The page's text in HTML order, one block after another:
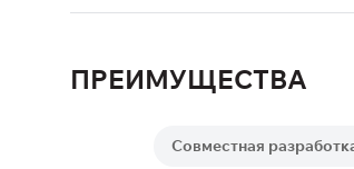
ПРЕИМУЩЕСТВА
Совместная